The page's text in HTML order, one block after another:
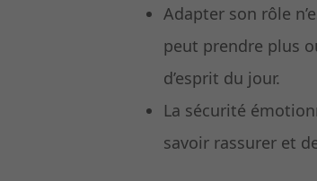
Adapter son rôle
peut prendre plus
d’esprit du jour.
La sécurité
savoir rassurer et